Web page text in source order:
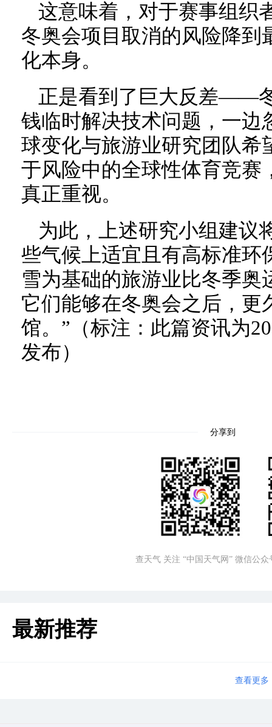
这意味着，对于赛事组织
冬奥会项目取消的风险降到
化本身。
正是看到了巨大反差——
钱临时解决技术问题，一边
球变化与旅游业研究团队希
于风险中的全球性体育竞赛
真正重视。
为此，上述研究小组建议
些气候上适宜且有高标准环
雪为基础的旅游业比冬季奥
它们能够在冬奥会之后，更
馆。”（标注：此篇资讯为
发布）
分享到
查天气 关注 “中国天气网” 微信公众
最新推荐
查看更多